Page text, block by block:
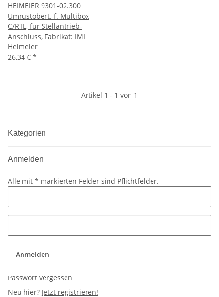
HEIMEIER 9301-02.300
Umrüstobert. f. Multibox
C/RTL, für Stellantrieb-
Anschluss, Fabrikat: IMI
Heimeier
26,34 € *
Artikel 1 - 1 von 1
Kategorien
Anmelden
Alle mit * markierten Felder sind Pflichtfelder.
Anmelden
Passwort vergessen
Neu hier? Jetzt registrieren!